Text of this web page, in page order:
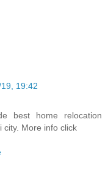
19:42
best home relocation
city. More info click